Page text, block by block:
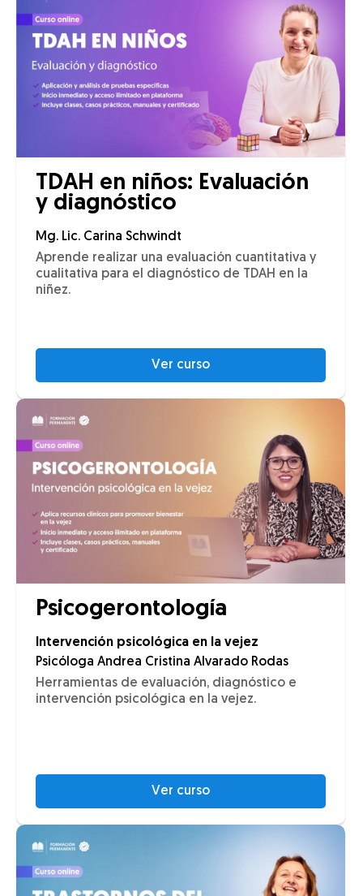
TDAH en niños: Evaluación
y diagnóstico
Mg. Lic. Carina Schwindt
Aprende realizar una evaluación cuantitativa y
cualitativa para el diagnóstico de TDAH en la
niñez.
Ver curso
Psicogerontología
Intervención psicológica en la vejez
Psicóloga Andrea Cristina Alvarado Rodas
Herramientas de evaluación, diagnóstico e
intervención psicológica en la vejez.
Ver curso